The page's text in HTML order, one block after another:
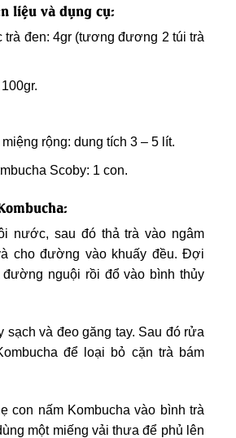
liệu và dụng cụ:
trà đen: 4gr (tương đương 2 túi trà
rộng: dung tích 3 – 5 lít.
Scoby: 1 con.
nước, sau đó thả trà vào ngâm
cho đường vào khuấy đều. Đợi
nguội rồi đổ vào bình thủy
sạch và đeo găng tay. Sau đó rửa
để loại bỏ cặn trà bám
con nấm Kombucha vào bình trà
một miếng vải thưa để phủ lên